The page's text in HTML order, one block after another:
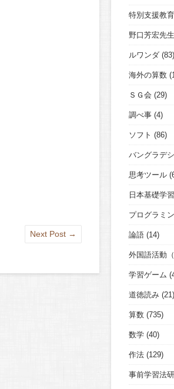
Next Post →
特別支援教育
野口芳宏先生
ルワンダ (83)
海外の算数
ＳＧ会 (29)
調べ事 (4)
ソフト (86)
バングラデシ
思考ツール
日本基礎学
プログラミ
論語 (14)
外国語活動（
学習ゲーム
道徳読み (21)
算数 (735)
数学 (40)
作法 (129)
事前学習法